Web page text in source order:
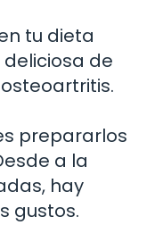
tu dieta
de
prepararlos
a la
hay
gustos.